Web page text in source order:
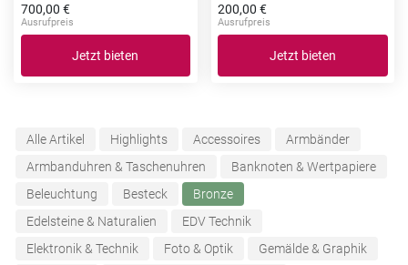
700,00 €
Ausrufpreis
Jetzt bieten
200,00 €
Ausrufpreis
Jetzt bieten
Alle Artikel Highlights Accessoires
Armbänder
Armbanduhren & Taschenuhren
Banknoten & Wertpapiere
Beleuchtung
Besteck
Bronze
Edelsteine & Naturalien
EDV Technik
Elektronik & Technik
Foto & Optik
Gemälde & Graphik